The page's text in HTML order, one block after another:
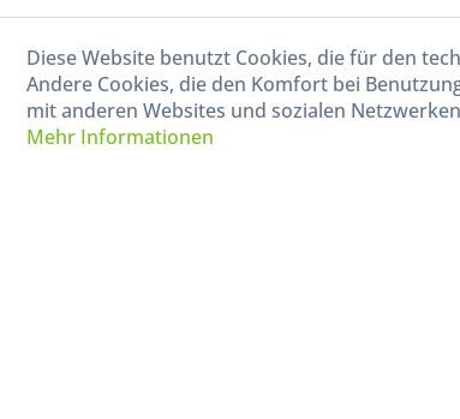
040-880 99 770
Mo-Fr, 09:00 - 15:00 Uhr
Diese Website benutzt Cookies, die für den
Andere Cookies, die den Komfort bei
mit anderen Websites und sozialen
Mehr Informationen